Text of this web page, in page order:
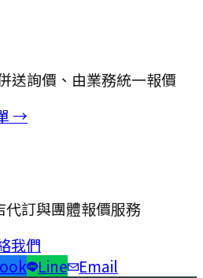
送詢價、由業務統一報價
→
訂與團體報價服務
我們
Line Email